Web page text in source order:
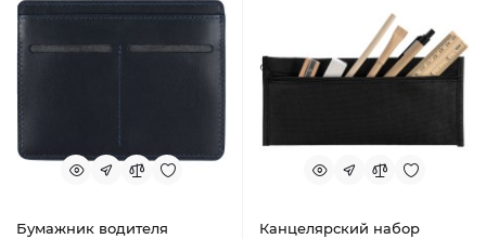
Бумажник водителя
Канцелярский набор